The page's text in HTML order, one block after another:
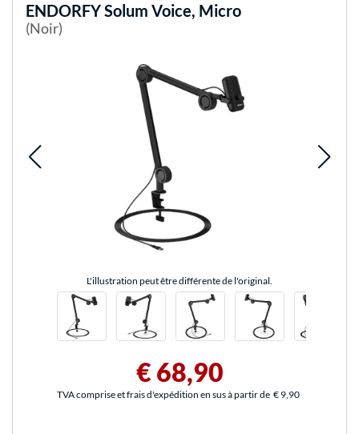
ENDORFYSolum Voice, Micro
(Noir)
L'illustration peut être différente de l'original.
€ 68,90
TVA comprise et frais d'expédition en sus à partir de € 9,90